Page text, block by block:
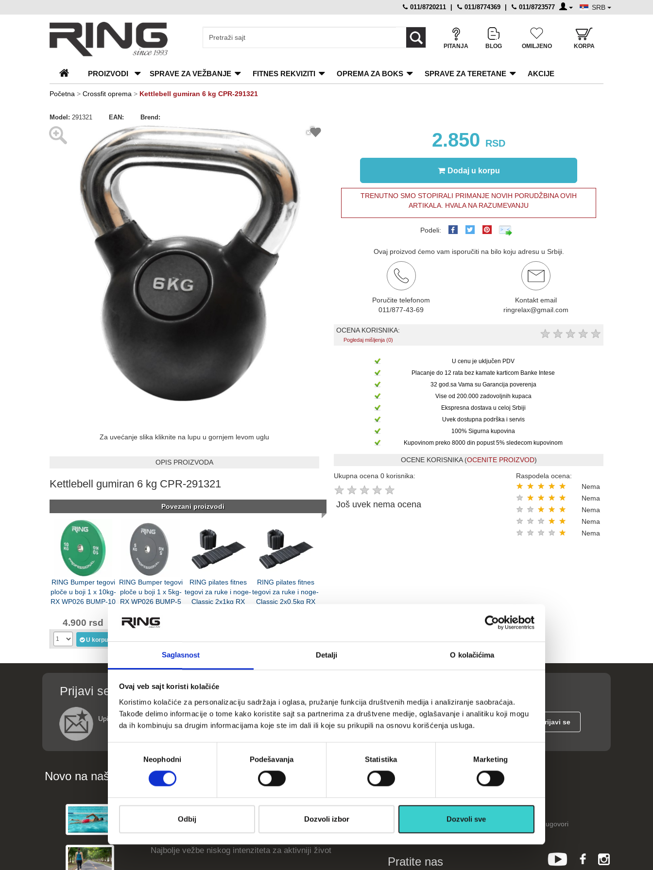
Saglasnost Detalji O kolačićima
Ovaj veb sajt koristi kolačiće
Koristimo kolačiće za personalizaciju sadržaja i oglasa, pružanje funkcija društvenih medija i analiziranje saobraćaja.
Takođe delimo informacije o tome kako koristite sajt sa partnerima za društvene medije, oglašavanje i analitiku koji mogu
da ih kombinuju sa drugim informacijama koje ste im dali ili koje su prikupili na osnovu korišćenja usluga.
сагласностиNeophodni Podešavanja Statistika Marketing
Odbij Dozvoli izbor Dozvoli sve
O
nama
Katalozi
Kontakt
Blog
Česta
011/8720211 | 011/8774369 | 011/8723577 SRB
PITANJA BLOG OMILJENO KORPA
PROIZVODI SPRAVE ZA VEŽBANJE FITNES REKVIZITI OPREMA ZA BOKS SPRAVE ZA TERETANE AKCIJE
Početna > Crossfit oprema > Kettlebell gumiran 6 kg CPR-291321
Model: 291321 EAN: Brend:
Za uvećanje slika kliknite na lupu u gornjem levom uglu
OPIS PROIZVODA
Kettlebell gumiran 6 kg CPR-291321
Povezani proizvodi
RING Bumper tegovi
ploče u boji 1 x 10kg-
RX WP026 BUMP-10
4.900 rsd
U korpu
RING Bumper tegovi
ploče u boji 1 x 5kg-
RX WP026 BUMP-5
2.490 rsd
U korpu
RING pilates fitnes
tegovi za ruke i noge-
Classic 2x1kg RX
U korpu
RING pilates fitnes
tegovi za ruke i noge-
Classic 2x0,5kg RX
U korpu
2.850 RSD
Dodaj u korpu
TRENUTNO SMO STOPIRALI PRIMANJE NOVIH PORUDŽBINA OVIH
ARTIKALA. HVALA NA RAZUMEVANJU
Podeli:
Ovaj proizvod ćemo vam isporučiti na bilo koju adresu u Srbiji.
Poručite telefonom
011/877-43-69
Kontakt email
ringrelax@gmail.com
OCENA KORISNIKA:
Pogledaj mišljenja (0) ★ ★ ★ ★ ★
U cenu je uključen PDV
Placanje do 12 rata bez kamate karticom Banke Intese
32 god.sa Vama su Garancija poverenja
Vise od 200.000 zadovoljnih kupaca
Ekspresna dostava u celoj Srbiji
Uvek dostupna podrška i servis
100% Sigurna kupovina
Kupovinom preko 8000 din popust 5% sledecom kupovinom
OCENE KORISNIKA (OCENITE PROIZVOD)
Ukupna ocena 0 korisnika:
★ ★ ★ ★ ★
Još uvek nema ocena
Raspodela ocena:
★
★
★
★
★ Nema
★
★
★
★
★ Nema
★
★
★
★
★ Nema
★
★
★
★
★ Nema
★
★
★
★
★ Nema
Prijavi se za informacije o popustima, akcijama, treninzima
Upišite vaše podatke (ime i email adresu)
Novo na našem blogu
Kako vežbanje može pomoći boljem odnosu HDL i LDL
Najbolje vežbe niskog intenziteta za aktivniji život
Informacije
O nama
Česta pitanja
Reklamacije i ugovori
E-trustmark
Pratite nas